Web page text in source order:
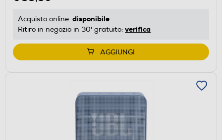
Acquisto online: disponibile
Ritiro in negozio in 30' gratuito: verifica
AGGIUNGI